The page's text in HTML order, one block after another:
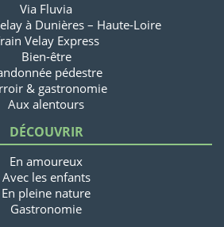
Via Fluvia
à Dunières – Haute-Loire
Velay Express
Bien-être
pédestre
& gastronomie
Aux alentours
DÉCOUVRIR
En amoureux
Avec les enfants
En pleine nature
Gastronomie